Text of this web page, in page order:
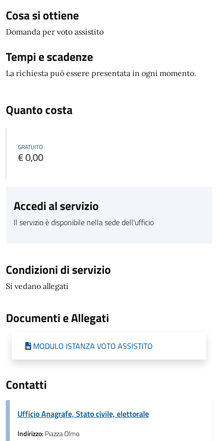
Cosa si ottiene
Domanda per voto assistito
Tempi e scadenze
La richiesta può essere presentata in ogni momento.
Quanto costa
GRATUITO
€ 0,00
Accedi al servizio
Il servizio è disponibile nella sede dell'ufficio
Condizioni di servizio
Si vedano allegati
Documenti e Allegati
MODULO ISTANZA VOTO ASSISTITO
Contatti
Ufficio Anagrafe, Stato civile, elettorale
Indirizzo:Piazza Olmo